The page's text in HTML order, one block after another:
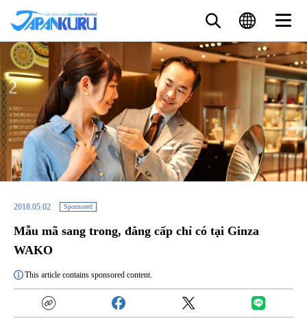
2018.05.02 Sponsored
Mẫu mã sang trong, đẳng cấp chỉ có tại Ginza
WAKO
This article contains sponsored content.